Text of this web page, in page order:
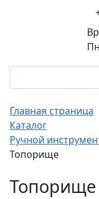
Главная страница
Каталог
Ручной
Топорище
Топорище